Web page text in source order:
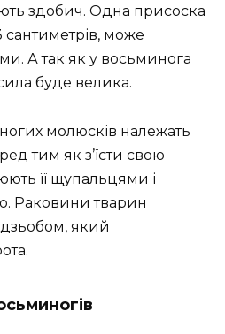
здобич. Одна присоска
може
А так як у восьминога
буде велика.
молюсків належать
тим як з’їсти свою
її щупальцями і
Раковини тварин
який